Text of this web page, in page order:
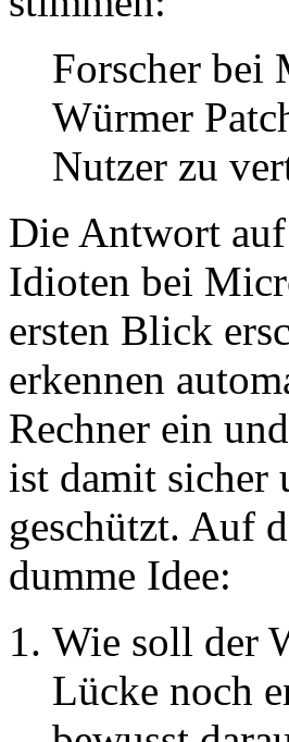
Forscher bei
Würmer
Nutzer zu
Die Antwort
Idioten bei
ersten Blick
erkennen
Rechner ein
ist damit sicher
geschützt. Auf
dumme Idee:
Wie soll der
Lücke noch